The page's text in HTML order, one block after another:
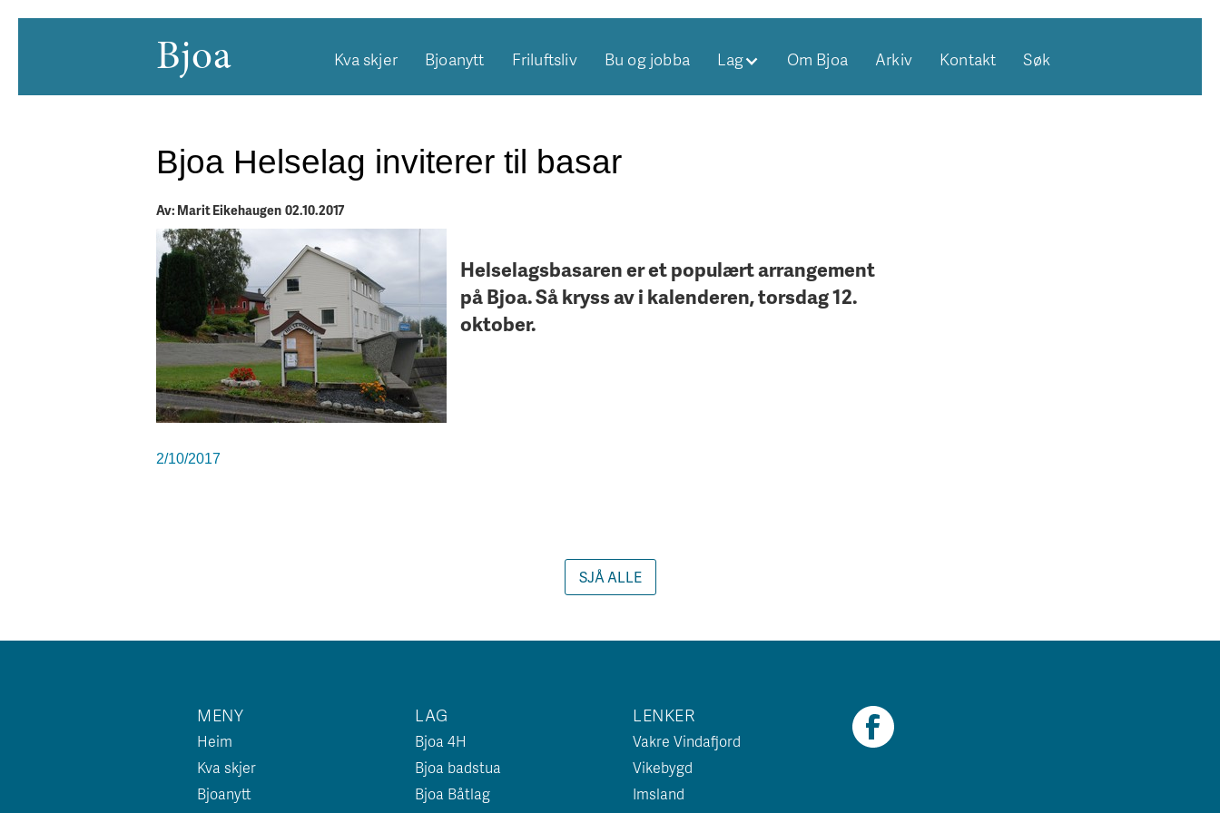
Bjoa Kva skjer Bjoanytt Friluftsliv Bu og jobba Lag Om Bjoa Arkiv Kontakt Søk
Bjoa Helselag inviterer til basar
Av: Marit Eikehaugen 02.10.2017
Helselagsbasaren er et populært arrangement
på Bjoa. Så kryss av i kalenderen, torsdag 12.
oktober.
2/10/2017
SJÅ ALLE
MENY
Heim
Kva skjer
Bjoanytt
LAG
Bjoa 4H
Bjoa badstua
Bjoa Båtlag
LENKER
Vakre Vindafjord
Vikebygd
Imsland